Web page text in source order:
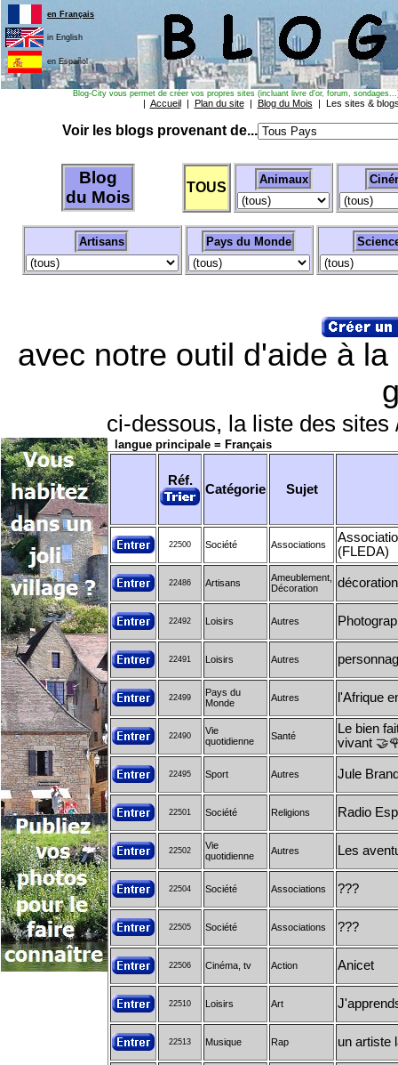
en Français
in English
en Español
Blog-City vous permet de créer vos propres sites (incluant livre d'or, forum,
| Accueil| Plan du site| Blog du Mois | Les sites &
Voir les blogs provenant de...
Blog
du Mois
TOUS
Animaux
Artisans Pays du Monde
avec notre outil d'aide à
ci-dessous, la liste des
langue principale = Français
Réf.
Catégorie Sujet
22500 Société Associations
(FLEDA)
22486 Artisans
Ameublement,
Décoration
décoration
22492 Loisirs Autres
22491 Loisirs Autres
22499
Pays du
Monde
Autres l'Afrique
22490
Vie
quotidienne
Santé
Le bien
vivant
22495 Sport Autres Jule
22501 Société Religions Radio
22502
Vie
quotidienne
Autres Les
22504 Société Associations ???
22505 Société Associations ???
22506 Cinéma, tv Action Anicet
22510 Loisirs Art
22513 Musique Rap un artiste